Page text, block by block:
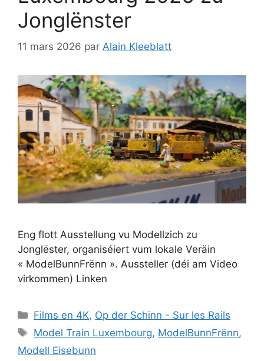
Jonglënster
11 mars 2026 par Alain Kleeblatt
Eng flott Ausstellung vu Modellzich zu
Jonglëster, organiséiert vum lokale Veräin
« ModelBunnFrënn ». Aussteller (déi am Video
virkommen) Linken
Catégories
Films en 4K, Op der Schinn - Sur les Rails
Étiquettes
Model Train Luxembourg, ModelBunnFrënn,
Modell Eisebunn